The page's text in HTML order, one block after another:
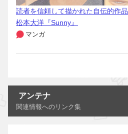
読者を信頼して描かれた自伝的作品
松本大洋『Sunny』
マンガ
アンテナ
関連情報へのリンク集